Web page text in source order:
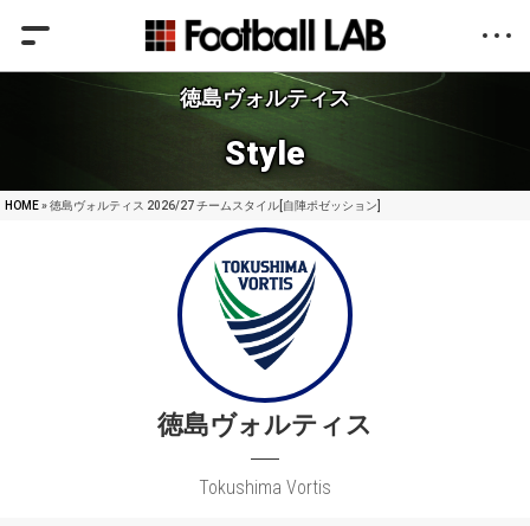
徳島ヴォルティス
Style
HOME» 徳島ヴォルティス 2026/27 チームスタイル[自陣ポゼッション]
徳島ヴォルティス
Tokushima Vortis